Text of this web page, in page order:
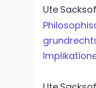
Ute